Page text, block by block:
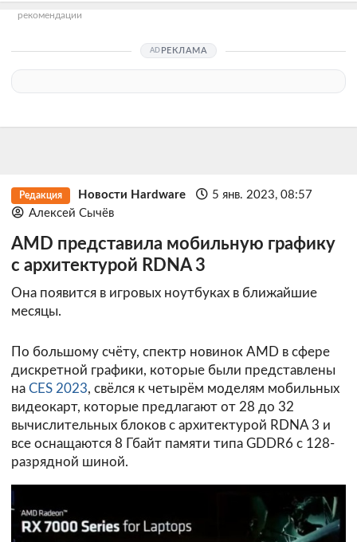
рекомендации
РЕКЛАМА
Редакция Новости Hardware
5 янв. 2023, 08:57
Алексей Сычёв
AMD представила мобильную графику
с архитектурой RDNA 3
Она появится в игровых ноутбуках в ближайшие
месяцы.
По большому счёту, спектр новинок AMD в сфере
дискретной графики, которые были представлены
на CES 2023, свёлся к четырём моделям мобильных
видеокарт, которые предлагают от 28 до 32
вычислительных блоков с архитектурой RDNA 3 и
все оснащаются 8 Гбайт памяти типа GDDR6 с 128-
разрядной шиной.